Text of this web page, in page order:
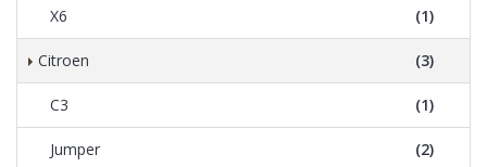
X6 (1)
Citroen (3)
C3 (1)
Jumper (2)